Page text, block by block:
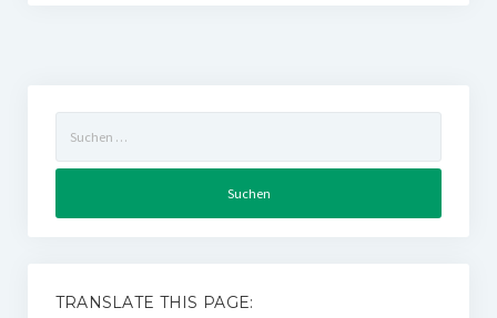
nach:
TRANSLATE THIS PAGE: